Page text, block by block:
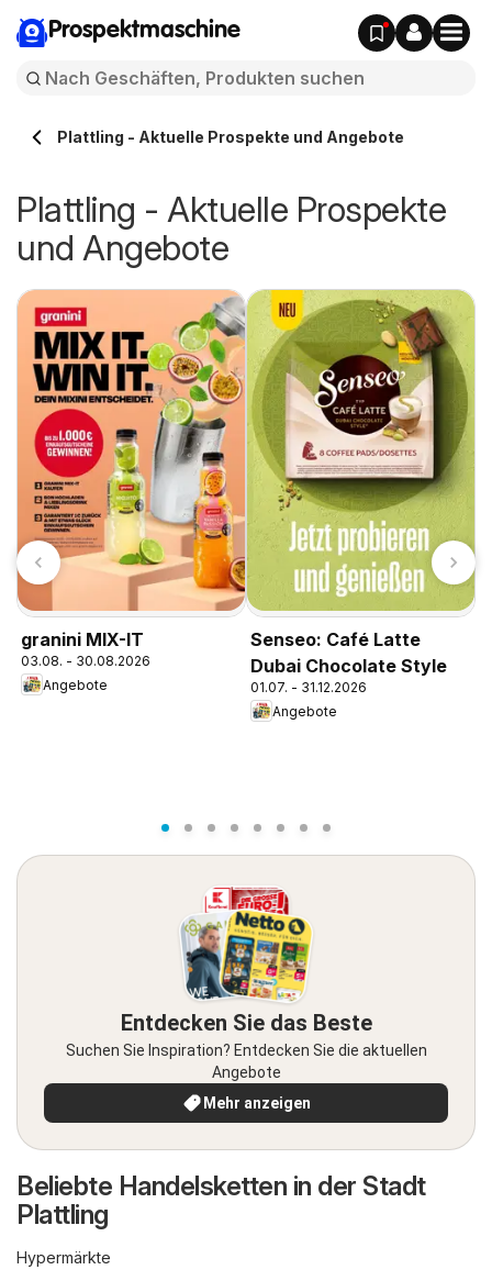
Prospektmaschine
Plattling - Aktuelle Prospekte und Angebote
Plattling - Aktuelle Prospekte
und Angebote
granini MIX-IT
03.08. - 30.08.2026
Angebote
Senseo: Café Latte
Dubai Chocolate Style
01.07. - 31.12.2026
Angebote
Entdecken Sie das Beste
Suchen Sie Inspiration? Entdecken Sie die aktuellen
Angebote
Mehr anzeigen
Beliebte Handelsketten in der Stadt
Plattling
Hypermärkte